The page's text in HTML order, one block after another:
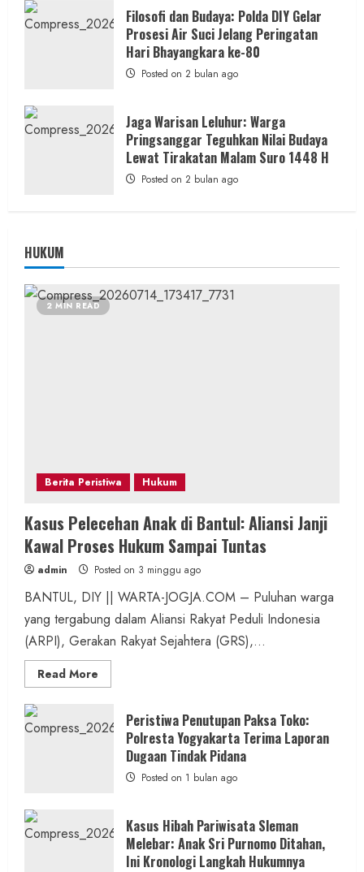
Filosofi dan Budaya: Polda DIY Gelar
Prosesi Air Suci Jelang Peringatan
Hari Bhayangkara ke-80
Posted on 2 bulan ago
Jaga Warisan Leluhur: Warga
Pringsanggar Teguhkan Nilai Budaya
Lewat Tirakatan Malam Suro 1448 H
Posted on 2 bulan ago
HUKUM
2 MIN READ
Berita Peristiwa Hukum
Kasus Pelecehan Anak di Bantul: Aliansi Janji
Kawal Proses Hukum Sampai Tuntas
admin Posted on 3 minggu ago
BANTUL, DIY || WARTA-JOGJA.COM – Puluhan warga
yang tergabung dalam Aliansi Rakyat Peduli Indonesia
(ARPI), Gerakan Rakyat Sejahtera (GRS),...
Read More
more
Pelecehan
Anak
Bantul:
Aliansi
Kawal
Sampai
Tuntas
Peristiwa Penutupan Paksa Toko:
Polresta Yogyakarta Terima Laporan
Dugaan Tindak Pidana
Posted on 1 bulan ago
Kasus Hibah Pariwisata Sleman
Melebar: Anak Sri Purnomo Ditahan,
Ini Kronologi Langkah Hukumnya